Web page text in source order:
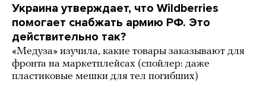
Украина утверждает, что Wildberries
помогает снабжать армию РФ. Это
действительно так?
«Медуза» изучила, какие товары заказывают для
фронта на маркетплейсах (спойлер: даже
пластиковые мешки для тел погибших)